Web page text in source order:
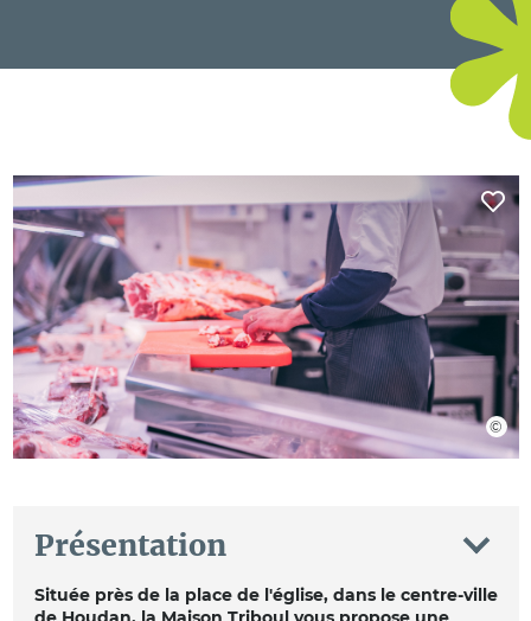
Présentation
Située près de la place de l'église, dans le centre-ville